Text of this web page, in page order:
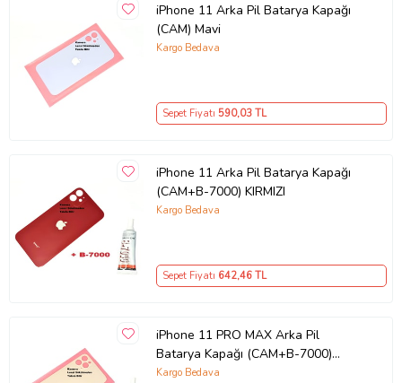
iPhone 11 Arka Pil Batarya Kapağı
(CAM) Mavi
Kargo Bedava
Sepet Fiyatı 590,03 TL
iPhone 11 Arka Pil Batarya Kapağı
(CAM+B-7000) KIRMIZI
Kargo Bedava
Sepet Fiyatı 642,46 TL
iPhone 11 PRO MAX Arka Pil
Batarya Kapağı (CAM+B-7000)
GOLD
Kargo Bedava